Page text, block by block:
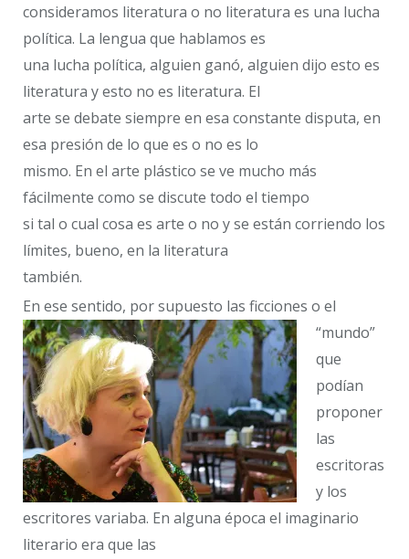
consideramos literatura o no literatura es una lucha
política. La lengua que hablamos es
una lucha política, alguien ganó, alguien dijo esto es
literatura y esto no es literatura. El
arte se debate siempre en esa constante disputa, en
esa presión de lo que es o no es lo
mismo. En el arte plástico se ve mucho más
fácilmente como se discute todo el tiempo
si tal o cual cosa es arte o no y se están corriendo los
límites, bueno, en la literatura
también.
En ese sentido, por supuesto las ficciones o el
“mundo”
que
podían
proponer
las
escritoras
y los
escritores variaba. En alguna época el imaginario
literario era que las